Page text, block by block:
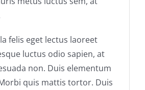
felis eget lectus laoreet
luctus odio sapien, at
non. Duis elementum
quis mattis tortor. Duis